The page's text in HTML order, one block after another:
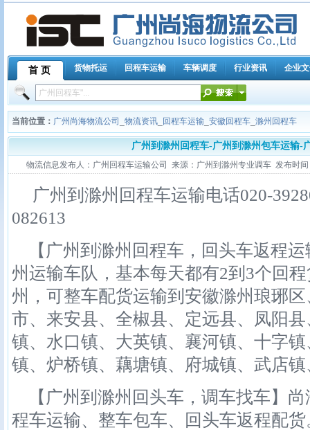
首 页 货物托运 回程车运输 车辆调度 行业资讯 企业
当前位置： 广州尚海物流公司 物流资讯 回程车运输 安徽回程车 滁州回程车
广州到滁州回程车-广州到滁州包车运输-
物流信息发布人：广州回程车运输公司 来源：广州到滁州专业调车 发布时
广州到滁州回程车运输电话020-
082613
【广州到滁州回程车，回头车返程
州运输车队，基本每天都有2到3个回
州，可整车配货运输到安徽滁州琅琊
市、来安县、全椒县、定远县、凤阳
镇、水口镇、大英镇、襄河镇、十字
镇、炉桥镇、藕塘镇、府城镇、武店
【广州到滁州回头车，调车找车】
程车运输、整车包车、回头车返程配